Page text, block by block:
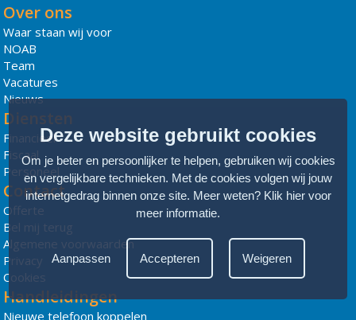
Over ons
Waar staan wij voor
NOAB
Team
Vacatures
Nieuws
Diensten
Financieel
Fiscaal
Personeel
Contact
Offerte
Bel mij terug
Algemene voorwaarden
Privacy
Cookies
Handleidingen
Nieuwe telefoon koppelen
Deze website gebruikt cookies
Om je beter en persoonlijker te helpen, gebruiken wij cookies
en vergelijkbare technieken. Met de cookies volgen wij jouw
internetgedrag binnen onze site. Meer weten? Klik hier voor
meer informatie.
Aanpassen Accepteren Weigeren